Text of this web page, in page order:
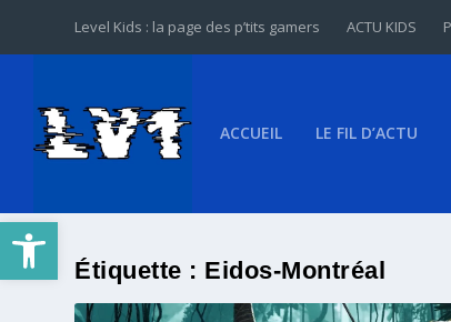
Ouvrir la barre d’outils
Level Kids : la page des p’tits gamers ACTU KIDS
ACCUEIL LE FIL D’ACTU
Étiquette : Eidos-Montréal